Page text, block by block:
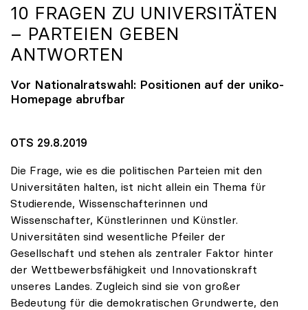
10 FRAGEN ZU UNIVERSITÄTEN
– PARTEIEN GEBEN
ANTWORTEN
Vor Nationalratswahl: Positionen auf der uniko-
Homepage abrufbar
OTS 29.8.2019
Die Frage, wie es die politischen Parteien mit den
Universitäten halten, ist nicht allein ein Thema für
Studierende, Wissenschafterinnen und
Wissenschafter, Künstlerinnen und Künstler.
Universitäten sind wesentliche Pfeiler der
Gesellschaft und stehen als zentraler Faktor hinter
der Wettbewerbsfähigkeit und Innovationskraft
unseres Landes. Zugleich sind sie von großer
Bedeutung für die demokratischen Grundwerte, den